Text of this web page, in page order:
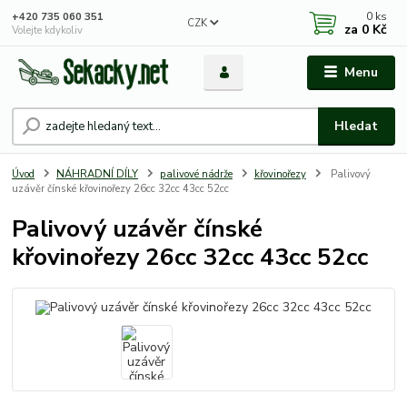
Menu
CZK
Hledat
+420 735 060 351
Volejte kdykoliv
0 ks
za 0 Kč
Úvod NÁHRADNÍ DÍLY palivové nádrže křovinořezy
Palivový
uzávěr čínské křovinořezy 26cc 32cc 43cc 52cc
Palivový uzávěr čínské
křovinořezy 26cc 32cc 43cc 52cc